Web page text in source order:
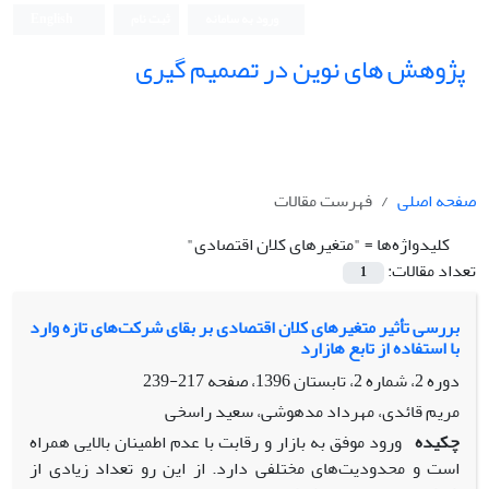
پژوهش های نوین در تصمیم گیری
صفحه اصلی
فهرست مقالات
کلیدواژه‌ها ="متغیرهای کلان اقتصادی"
تعداد مقالات:
1
بررسی تأثیر متغیرهای کلان اقتصادی بر بقای شرکت‌های تازه وارد
با استفاده از تابع هازارد
دوره 2، شماره 2، تابستان 1396، صفحه
217-239
مریم قائدی، مهرداد مدهوشی، سعید راسخی
چکیده ورود موفق به بازار و رقابت با عدم اطمینان بالایی همراه
است و محدودیت‌های مختلفی دارد. از این رو تعداد زیادی از